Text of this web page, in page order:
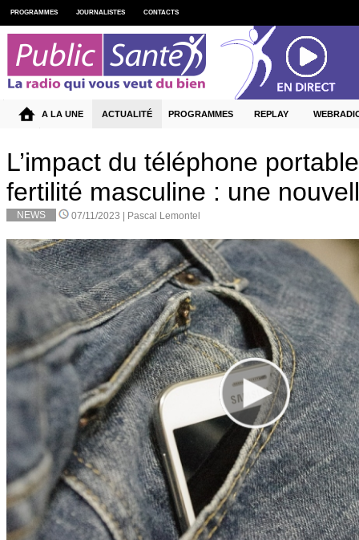
L’impact du téléphone
fertilité masculine : une
NEWS 07/11/2023 | Pascal Lemontel
PROGRAMMES JOURNALISTES CONTACTS
A LA UNE ACTUALITÉ PROGRAMMES REPLAY